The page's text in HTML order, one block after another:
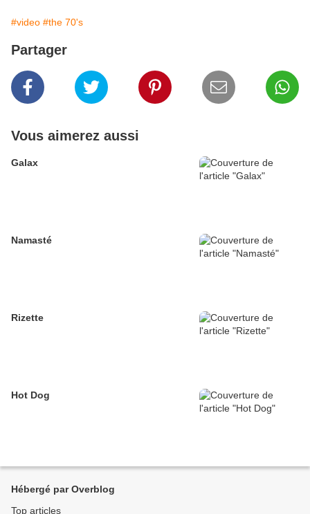
#video #the 70's
Partager
Vous aimerez aussi
Galax
Namasté
Rizette
Hot Dog
Hébergé par Overblog
Top articles